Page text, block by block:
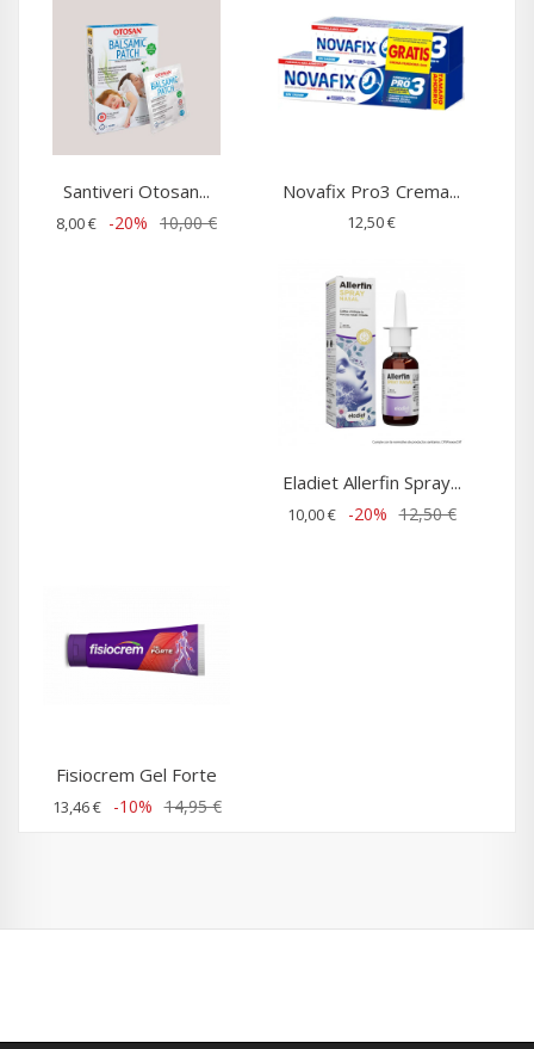
Santiveri Otosan...
8,00 € -20% 10,00 €
Novafix Pro3 Crema...
12,50 €
Eladiet Allerfin Spray...
10,00 € -20% 12,50 €
Fisiocrem Gel Forte
13,46 € -10% 14,95 €